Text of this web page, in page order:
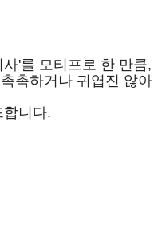
'를 모티프로 한 만큼,
촉하거나 귀엽진 않아
합니다.